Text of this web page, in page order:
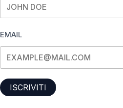
EMAIL
ISCRIVITI